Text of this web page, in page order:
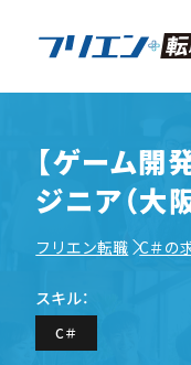
【ゲーム開
ジニア（大阪
フリエン転職 C＃の
スキル：
C＃